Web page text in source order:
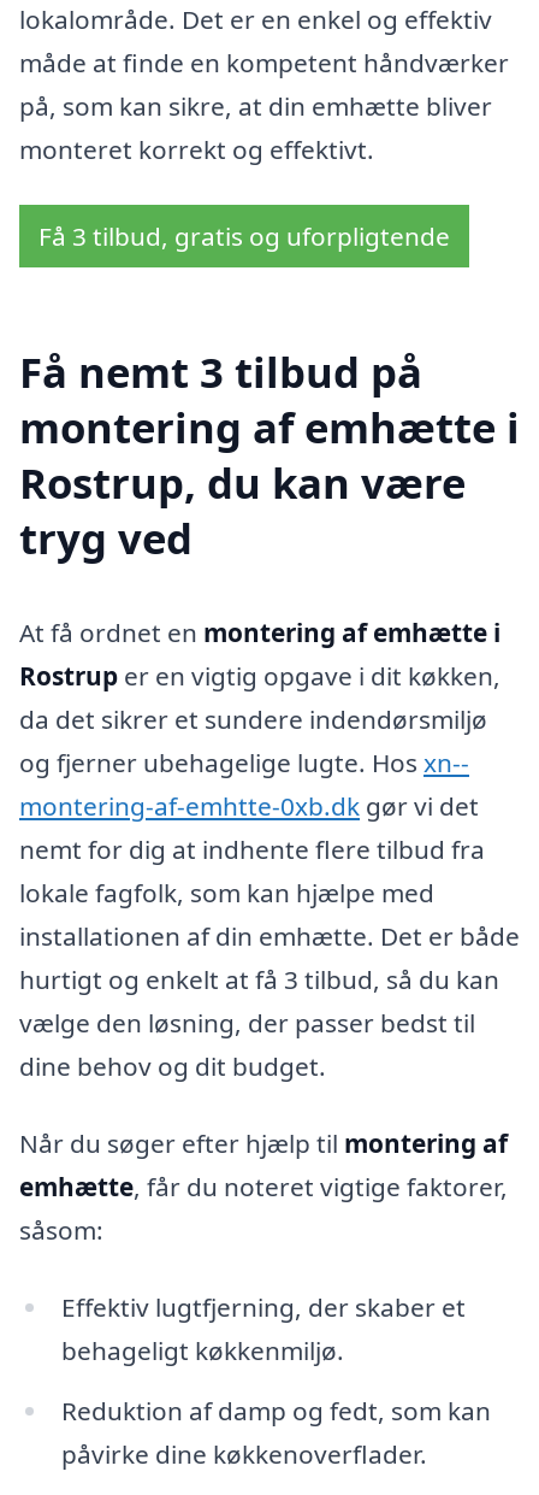
lokalområde. Det er en enkel og effektiv
måde at finde en kompetent håndværker
på, som kan sikre, at din emhætte bliver
monteret korrekt og effektivt.
Få 3 tilbud, gratis og uforpligtende
Få nemt 3 tilbud på
montering af emhætte i
Rostrup, du kan være
tryg ved
At få ordnet en montering af emhætte i
Rostrup er en vigtig opgave i dit køkken,
da det sikrer et sundere indendørsmiljø
og fjerner ubehagelige lugte. Hos xn--
montering-af-emhtte-0xb.dk gør vi det
nemt for dig at indhente flere tilbud fra
lokale fagfolk, som kan hjælpe med
installationen af din emhætte. Det er både
hurtigt og enkelt at få 3 tilbud, så du kan
vælge den løsning, der passer bedst til
dine behov og dit budget.
Når du søger efter hjælp til montering af
emhætte, får du noteret vigtige faktorer,
såsom:
Effektiv lugtfjerning, der skaber et
behageligt køkkenmiljø.
Reduktion af damp og fedt, som kan
påvirke dine køkkenoverflader.